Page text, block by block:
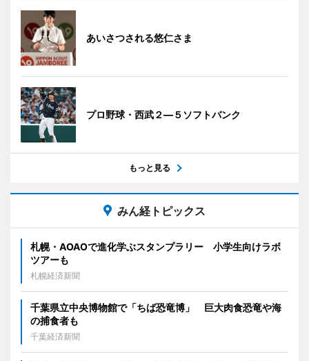
あいさつされる悠仁さま
プロ野球・西武２―５ソフトバンク
もっと見る
みん経トピックス
札幌・AOAOで進化学ぶスタンプラリー 小学生向けラボ
ツアーも
札幌経済新聞
千葉県立中央博物館で「ちば恐竜博」 巨大肉食恐竜や海
の捕食者も
千葉経済新聞